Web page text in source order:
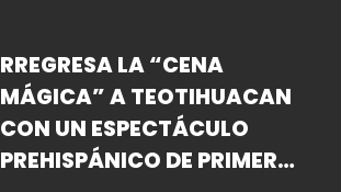
RREGRESA LA “CENA
MÁGICA” A TEOTIHUACAN
CON UN ESPECTÁCULO
PREHISPÁNICO DE PRIMER